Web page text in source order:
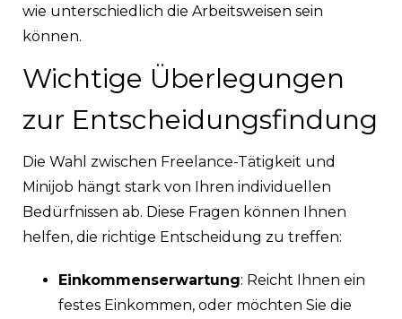
wie unterschiedlich die Arbeitsweisen sein
können.
Wichtige Überlegungen
zur Entscheidungsfindung
Die Wahl zwischen Freelance-Tätigkeit und
Minijob hängt stark von Ihren individuellen
Bedürfnissen ab. Diese Fragen können Ihnen
helfen, die richtige Entscheidung zu treffen:
Einkommenserwartung: Reicht Ihnen ein
festes Einkommen, oder möchten Sie die